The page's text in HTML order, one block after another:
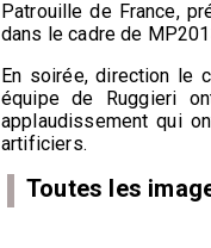
Patrouille de France,
dans le cadre de
En soirée, direction le
équipe de Ruggieri
applaudissement qui
artificiers.
Toutes les